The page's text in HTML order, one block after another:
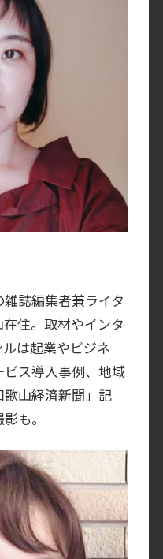
誌編集者兼ライタ
住。取材やインタ
は起業やビジネ
ス導入事例、地域
山経済新聞」記
も。